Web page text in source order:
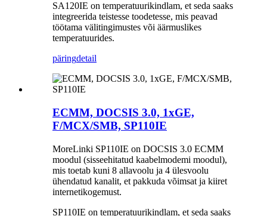
SA120IE on temperatuurikindlam, et seda saaks
integreerida teistesse toodetesse, mis peavad
töötama välitingimustes või äärmuslikes
temperatuurides.
päringdetail
ECMM, DOCSIS 3.0, 1xGE,
F/MCX/SMB, SP110IE
MoreLinki SP110IE on DOCSIS 3.0 ECMM
moodul (sisseehitatud kaabelmodemi moodul),
mis toetab kuni 8 allavoolu ja 4 ülesvoolu
ühendatud kanalit, et pakkuda võimsat ja kiiret
internetikogemust.
SP110IE on temperatuurikindlam, et seda saaks